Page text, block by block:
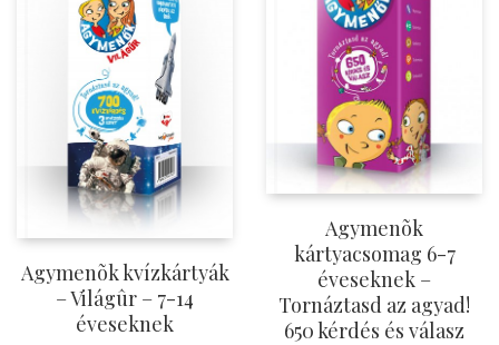
Agymenõk kvízkártyák
– Világûr – 7-14
éveseknek
Agymenõk
kártyacsomag 6-7
éveseknek –
Tornáztasd az agyad!
650 kérdés és válasz